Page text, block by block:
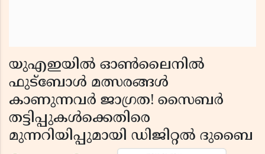
യുഎഇയിൽ ഓൺലൈനിൽ
ഫുട്ബോൾ മത്സരങ്ങൾ
കാണുന്നവർ ജാഗ്രത! സൈബർ
തട്ടിപ്പുകൾക്കെതിരെ
മുന്നറിയിപ്പുമായി ഡിജിറ്റൽ ദുബൈ